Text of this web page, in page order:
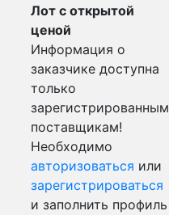
Лот с открытой
ценой
Информация о
заказчике доступна
только
зарегистрированным
поставщикам!
Необходимо
авторизоваться или
зарегистрироваться
и заполнить профиль